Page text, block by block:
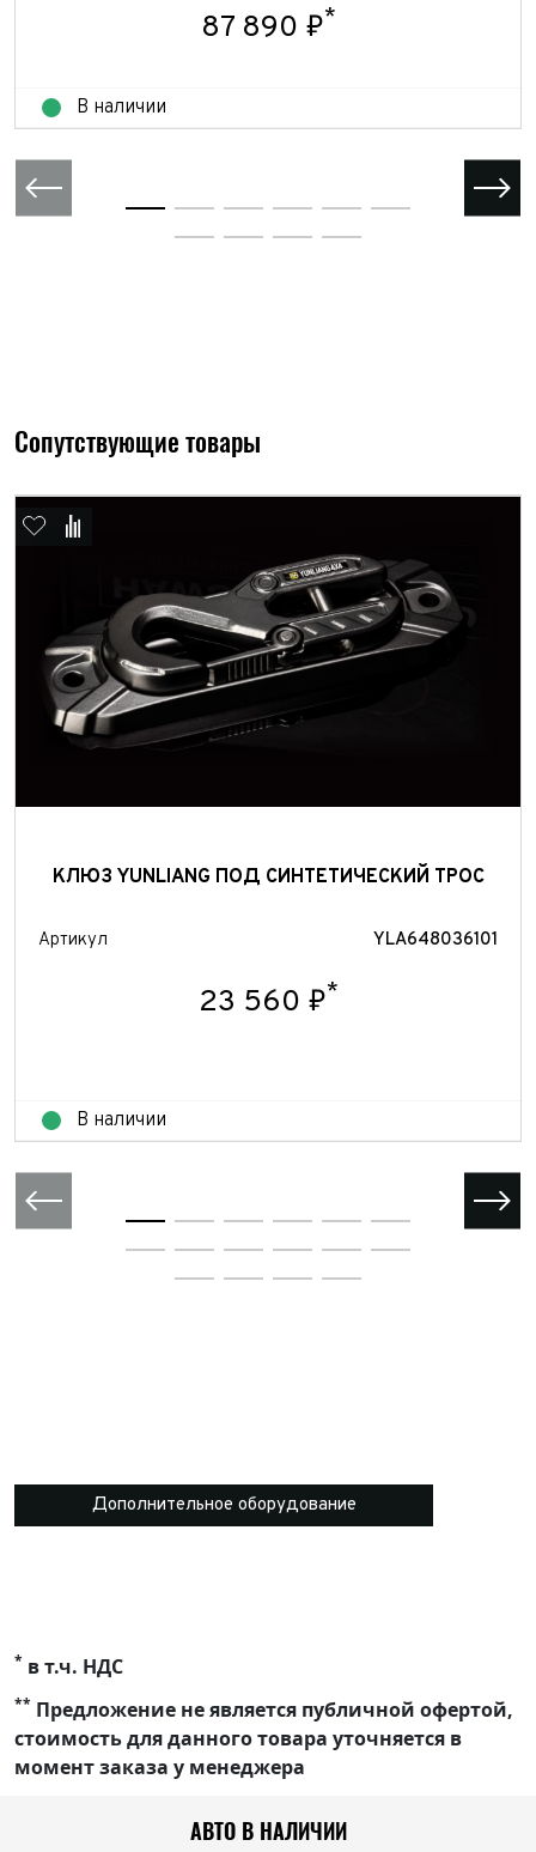
87 890 ₽*
В наличии
Сопутствующие товары
КЛЮЗ YUNLIANG ПОД СИНТЕТИЧЕСКИЙ ТРОС
Артикул YLA648036101
23 560 ₽*
В наличии
Дополнительное оборудование
* в т.ч. НДС
** Предложение не является публичной офертой,
стоимость для данного товара уточняется в
момент заказа у менеджера
АВТО В НАЛИЧИИ